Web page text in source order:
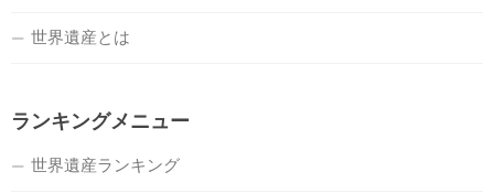
世界遺産とは
ランキングメニュー
世界遺産ランキング